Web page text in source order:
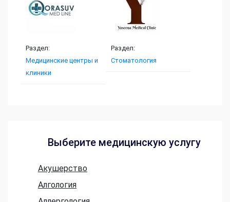
Раздел:
Медицинские центры и
клиники
Раздел:
Стоматология
Выберите медицинскую услугу
Акушерство
Алгология